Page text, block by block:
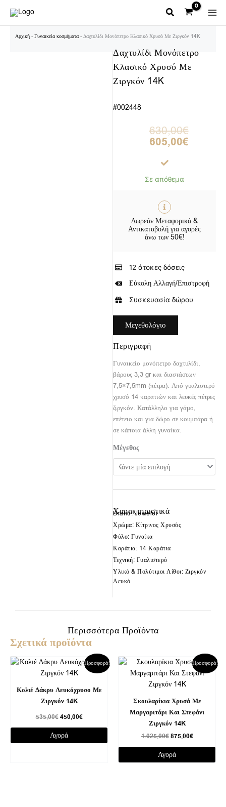
περιεχόμενο
Αρχική - Γυναικεία κοσμήματα - Δαχτυλίδι Μονόπετρο Κλασικό Χρυσό Με Ζιργκόν 14K
Δαχτυλίδι Μονόπετρο
Κλασικό Χρυσό Με
Ζιργκόν 14K
#002448
630,00€
605,00€
Σε απόθεμα
Δωρεάν Μεταφορικά &
Αντικαταβολή για αγορές
άνω των 50€!
12 άτοκες δόσεις
Εύκολη Αλλαγή/Επιστροφή
Συσκευασία δώρου
Μεγεθολόγιο
Περιγραφή
Γυναικείο μονόπετρο δαχτυλίδι,
βάρους 3,3 gr και διαστάσεων
7,5×7,5mm (πέτρα). Από γυαλιστερό
χρυσό 14 καρατιών και λευκές πέτρες
ζιργκόν. Κατάλληλο για γάμο,
επέτειο και για δώρο σε κουμπάρα ή
σε κάποια άλλη γυναίκα.
Μέγεθος
Χαρακτηριστικά
Brand: Jewelor
Χρώμα: Κίτρινος Χρυσός
Φύλο: Γυναίκα
Καράτια: 14 Καράτια
Τεχνική: Γυαλιστερό
Υλικό & Πολύτιμοι Λίθοι: Ζιργκόν
Λευκό
Περισσότερα Προϊόντα
Σχετικά προϊόντα
Προσφορά!
Κολιέ Δάκρυ Λευκόχρυσο Με
Ζιργκόν 14K
535,00€
Original
was:
450,00€
Η
τρέχουσα
450,00€.
Αγορά
Προσφορά!
Σκουλαρίκια Χρυσά Με
Μαργαριτάρι Και Στεφάνι
Ζιργκόν 14K
1.025,00€
Original
price
was:
1.025,00€.
875,00€
Η
τρέχουσα
τιμή
Αγορά